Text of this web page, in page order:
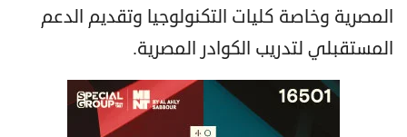
المصرية وخاصة كليات التكنولوجيا وتقديم الدعم
المستقبلي لتدريب الكوادر المصرية.